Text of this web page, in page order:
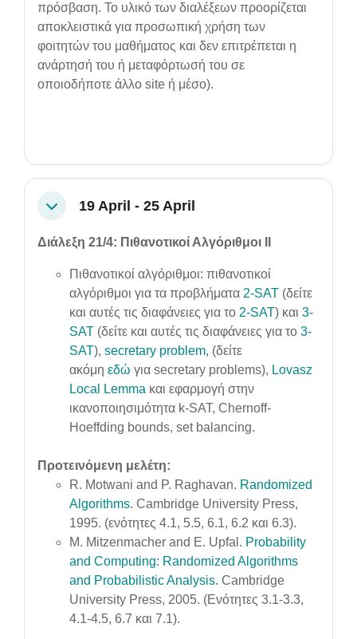
πρόσβαση. Το υλικό των διαλέξεων προορίζεται
αποκλειστικά για προσωπική χρήση των
φοιτητών του μαθήματος και δεν επιτρέπεται η
ανάρτησή του ή μεταφόρτωσή του σε
οποιοδήποτε άλλο site ή μέσο).
Collapse19 April - 25 April
Διάλεξη 21/4: Πιθανοτικοί Αλγόριθμοι ΙI
Πιθανοτικοί αλγόριθμοι: πιθανοτικοί
αλγόριθμοι για τα προβλήματα 2-SAT (δείτε
και αυτές τις διαφάνειες για το 2-SAT) και 3-
SAT (δείτε και αυτές τις διαφάνειες για το 3-
SAT), secretary problem, (δείτε
ακόμη εδώ για secretary problems), Lovasz
Local Lemma και εφαρμογή στην
ικανοποιησιμότητα k-SAT, Chernoff-
Hoeffding bounds, set balancing.
Προτεινόμενη μελέτη:
R. Motwani and P. Raghavan. Randomized
Algorithms. Cambridge University Press,
1995. (ενότητες 4.1, 5.5, 6.1, 6.2 και 6.3).
M. Mitzenmacher and E. Upfal. Probability
and Computing: Randomized Algorithms
and Probabilistic Analysis. Cambridge
University Press, 2005. (Ενότητες 3.1-3.3,
4.1-4.5, 6.7 και 7.1).